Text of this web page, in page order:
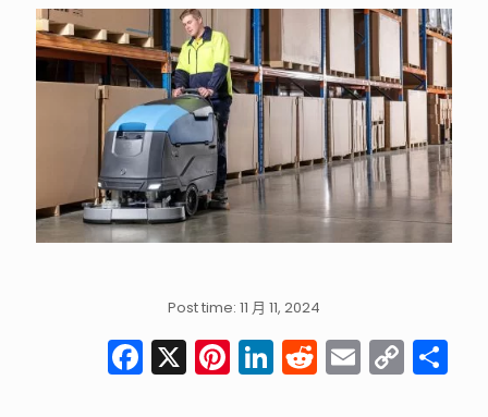
Post time: 11 月 11, 2024
Facebook
X Pinterest
LinkedIn
Reddit
Email
Link